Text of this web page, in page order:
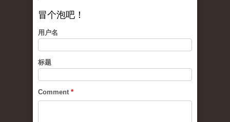
冒个泡吧！
用户名
标题
Comment *